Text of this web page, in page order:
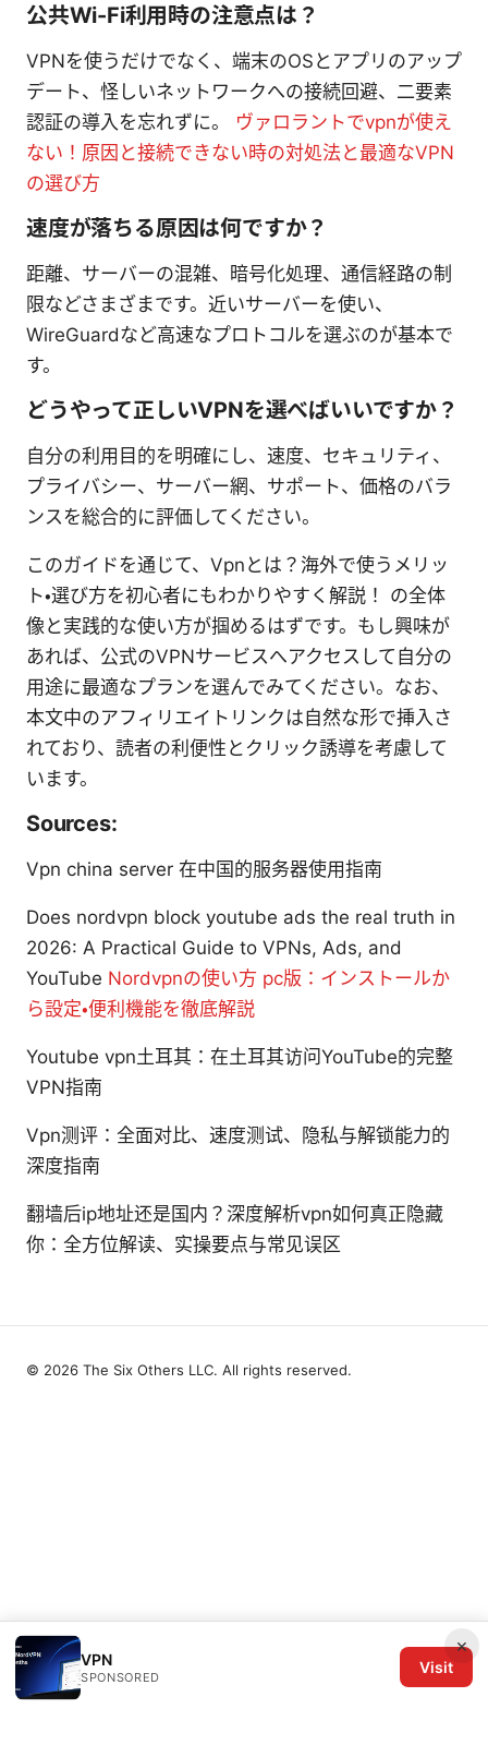
公共Wi-Fi利用時の注意点は？
VPNを使うだけでなく、端末のOSとアプリのアップ
デート、怪しいネットワークへの接続回避、二要素
認証の導入を忘れずに。 ヴァロラントでvpnが使え
ない！原因と接続できない時の対処法と最適なVPN
の選び方
速度が落ちる原因は何ですか？
距離、サーバーの混雑、暗号化処理、通信経路の制
限などさまざまです。近いサーバーを使い、
WireGuardなど高速なプロトコルを選ぶのが基本で
す。
どうやって正しいVPNを選べばいいですか？
自分の利用目的を明確にし、速度、セキュリティ、
プライバシー、サーバー網、サポート、価格のバラ
ンスを総合的に評価してください。
このガイドを通じて、Vpnとは？海外で使うメリッ
ト・選び方を初心者にもわかりやすく解説！ の全体
像と実践的な使い方が掴めるはずです。もし興味が
あれば、公式のVPNサービスへアクセスして自分の
用途に最適なプランを選んでみてください。なお、
本文中のアフィリエイトリンクは自然な形で挿入さ
れており、読者の利便性とクリック誘導を考慮して
います。
Sources:
Vpn china server 在中国的服务器使用指南
Does nordvpn block youtube ads the real truth in
2026: A Practical Guide to VPNs, Ads, and
YouTube Nordvpnの使い方 pc版：インストールか
ら設定・便利機能を徹底解説
Youtube vpn土耳其：在土耳其访问YouTube的完整
VPN指南
Vpn测评：全面对比、速度测试、隐私与解锁能力的
深度指南
翻墙后ip地址还是国内？深度解析vpn如何真正隐藏
你：全方位解读、实操要点与常见误区
×
VPN
SPONSORED
Visit
© 2026 The Six Others LLC. All rights reserved.